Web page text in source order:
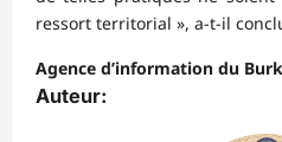
ressort territorial », a-t-il
Agence d’information du
Auteur: